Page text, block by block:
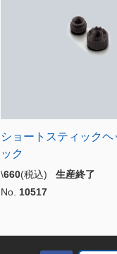
ショートスティック
ック
\660(税込) 生産終了
No. 10517